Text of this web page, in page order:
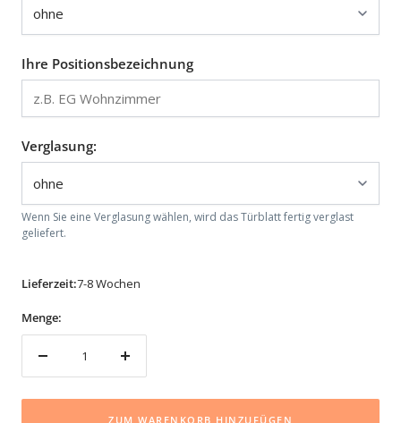
Ihre Positionsbezeichnung
Verglasung:
Wenn Sie eine Verglasung wählen, wird das Türblatt fertig verglast
geliefert.
Lieferzeit:7-8 Wochen
Menge:
Menge
ZUM WARENKORB HINZUFÜGEN